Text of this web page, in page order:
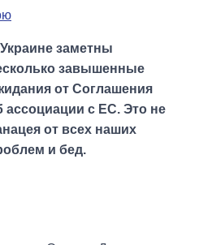
заметны
завышенные
от Соглашения
ассоциации с ЕС. Это не
от всех наших
и бед.